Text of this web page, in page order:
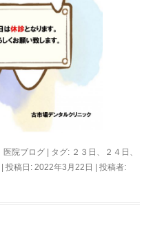
医院ブログ | タグ: ２３日 、 ２４日 、
| 投稿日:2022年3月22日 |投稿者: